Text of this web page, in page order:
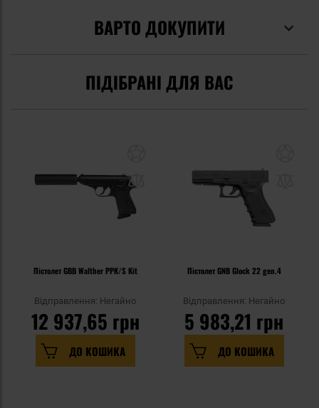
ВАРТО ДОКУПИТИ
ПІДІБРАНІ ДЛЯ ВАС
Пістолет GBB Walther PPK/S Kit
Відправлення: Негайно
12 937,65 грн
ДО КОШИКА
Пістолет GNB Glock 22 gen.4
Відправлення: Негайно
5 983,21 грн
ДО КОШИКА